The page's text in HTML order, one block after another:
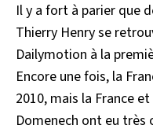
Il y a fort à parier que
Thierry Henry se
Dailymotion à la
Encore une fois, la
2010, mais la France
Domenech ont eu très